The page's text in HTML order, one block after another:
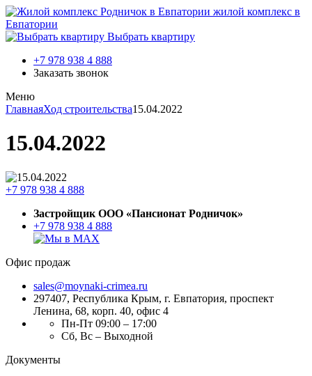
жилой комплекс в
Евпатории
Выбрать квартиру
+7 978 938 4 888
Заказать звонок
Меню
ГлавнаяХод строительства15.04.2022
15.04.2022
+7 978 938 4 888
Застройщик ООО «Пансионат Родничок»
+7 978 938 4 888
Офис продаж
sales@moynaki-crimea.ru
297407, Республика Крым, г. Евпатория, проспект
Ленина, 68, корп. 40, офис 4
Пн-Пт 09:00 – 17:00
Сб, Вс – Выходной
Документы